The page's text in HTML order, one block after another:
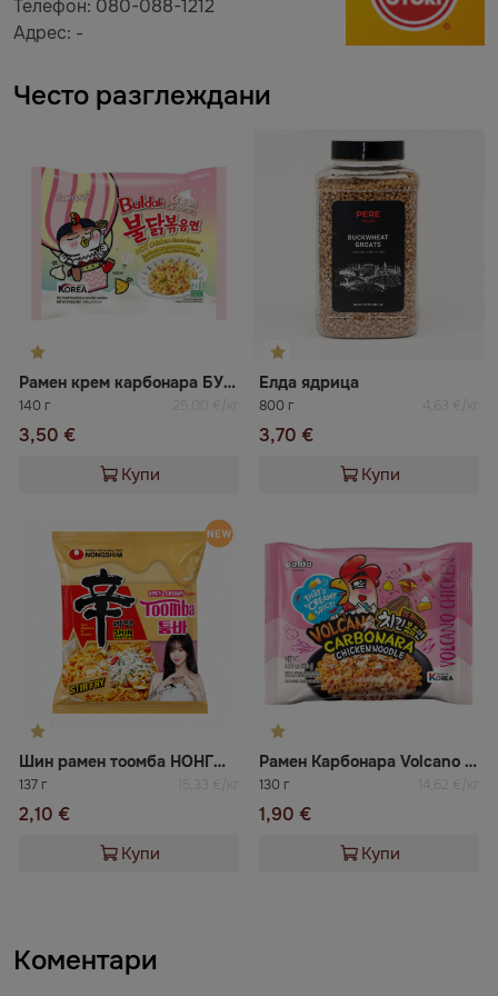
Телефон: 080-088-1212
Адрес: -
Често разглеждани
Рамен крем карбонара БУЛДАК
140 г 25,00 €/кг
3,50 €
Купи
Елда ядрица
800 г 4,63 €/кг
3,70 €
Купи
Шин рамен тоомба НОНГШИМ
137 г 15,33 €/кг
2,10 €
Купи
Рамен Карбонара Volcano Paldo
130 г 14,62 €/кг
1,90 €
Купи
Коментари